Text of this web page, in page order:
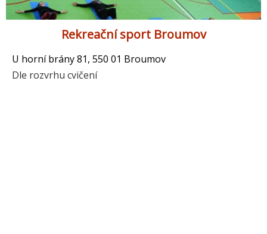
Rekreační sport Broumov
U horní brány 81, 550 01 Broumov
Dle rozvrhu cvičení